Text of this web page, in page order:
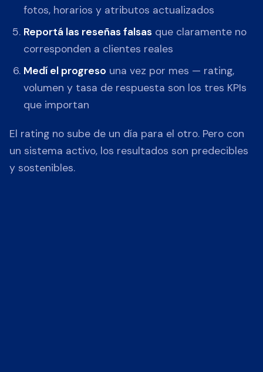
fotos, horarios y atributos actualizados
Reportá las reseñas falsas que claramente no
corresponden a clientes reales
Medí el progreso una vez por mes — rating,
volumen y tasa de respuesta son los tres KPIs
que importan
El rating no sube de un día para el otro. Pero con
un sistema activo, los resultados son predecibles
y sostenibles.